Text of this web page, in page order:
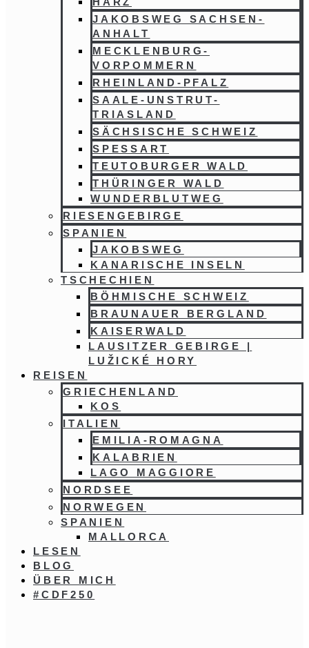
JAKOBSWEG SACHSEN-
ANHALT
MECKLENBURG-
VORPOMMERN
RHEINLAND-PFALZ
SAALE-UNSTRUT-
TRIASLAND
SÄCHSISCHE SCHWEIZ
SPESSART
TEUTOBURGER WALD
THÜRINGER WALD
WUNDERBLUTWEG
RIESENGEBIRGE
SPANIEN
JAKOBSWEG
KANARISCHE INSELN
TSCHECHIEN
BÖHMISCHE SCHWEIZ
BRAUNAUER BERGLAND
KAISERWALD
LAUSITZER GEBIRGE |
LUŽICKÉ HORY
REISEN
GRIECHENLAND
KOS
ITALIEN
EMILIA-ROMAGNA
KALABRIEN
LAGO MAGGIORE
NORDSEE
NORWEGEN
SPANIEN
MALLORCA
LESEN
BLOG
ÜBER MICH
#CDF250